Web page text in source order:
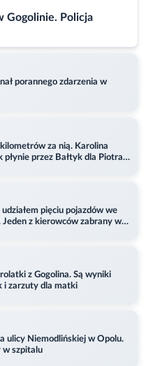
Gogolinie. Policja
porannego zdarzenia w
za nią. Karolina
płynie przez Bałtyk dla Piotra.
pięciu pojazdów we
Jeden z kierowców zabrany w
z Gogolina. Są wyniki
i zarzuty dla matki
ulicy Niemodlińskiej w Opolu.
w szpitalu